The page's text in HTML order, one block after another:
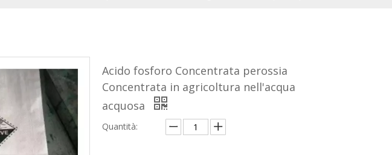
Acido fosforo Concentrata perossia
Concentrata in agricoltura nell'acqua
acquosa
Quantità: